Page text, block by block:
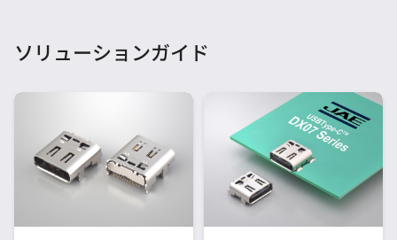
ソリューションガイド